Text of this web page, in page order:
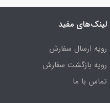
لینک‌های مفید
رویه ارسال سفارش
رویه بازگشت سفارش
تماس با ما